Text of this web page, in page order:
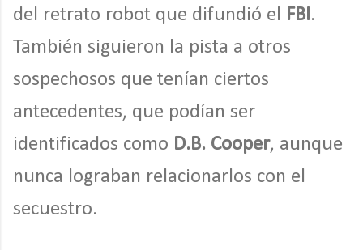
del retrato robot que difundió el FBI .
También siguieron la pista a otros
sospechosos que tenían ciertos
antecedentes, que podían ser
identificados como D.B. Cooper, aunque
nunca lograban relacionarlos con el
secuestro.